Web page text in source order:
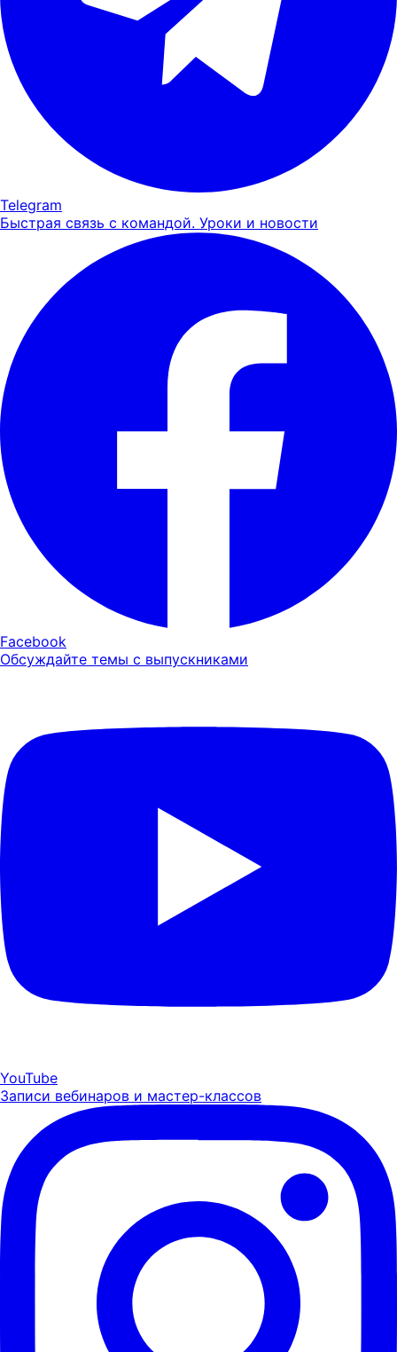
Telegram
Быстрая связь с командой. Уроки и новости
Facebook
Обсуждайте темы с выпускниками
YouTube
Записи вебинаров и мастер-классов